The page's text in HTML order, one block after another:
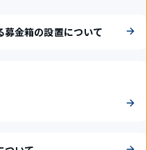
金箱の設置について